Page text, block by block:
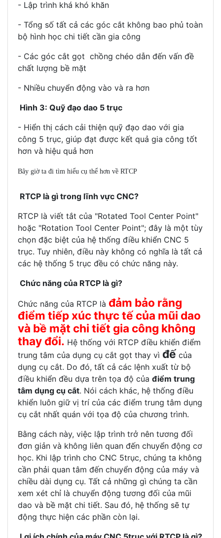
- Lập trình khá khó khăn
- Tổng số tất cả các góc cắt không bao phủ toàn
bộ hình học chi tiết cần gia công
- Các góc cắt gọt chồng chéo dẫn đến vấn đề
chất lượng bề mặt
- Nhiều chuyển động vào và ra hơn
Hình 3: Quỹ đạo dao 5 trục
- Hiển thị cách cải thiện quỹ đạo dao với gia
công 5 trục, giúp đạt được kết quả gia công tốt
hơn và hiệu quả hơn
Bây giờ ta đi tìm hiểu cụ thể hơn về RTCP
RTCP là gì trong lĩnh vực CNC?
RTCP là viết tắt của "Rotated Tool Center Point"
hoặc "Rotation Tool Center Point"; đây là một tùy
chọn đặc biệt của hệ thống điều khiển CNC 5
trục. Tuy nhiên, điều này không có nghĩa là tất cả
các hệ thống 5 trục đều có chức năng này.
Chức năng của RTCP là gì?
Chức năng của RTCP là đảm bảo rằng
điểm tiếp xúc thực tế của mũi dao
và bề mặt chi tiết gia công không
thay đổi. Hệ thống với RTCP điều khiển điểm
trung tâm của dụng cụ cắt gọt thay vì đế của
dụng cụ cắt. Do đó, tất cả các lệnh xuất từ bộ
điều khiển đều dựa trên tọa độ của điểm trung
tâm dụng cụ cắt. Nói cách khác, hệ thống điều
khiển luôn giữ vị trí của các điểm trung tâm dụng
cụ cắt nhất quán với tọa độ của chương trình.
Bằng cách này, việc lập trình trở nên tương đối
đơn giản và không liên quan đến chuyển động cơ
học. Khi lập trình cho CNC 5trục, chúng ta không
cần phải quan tâm đến chuyển động của máy và
chiều dài dụng cụ. Tất cả những gì chúng ta cần
xem xét chỉ là chuyển động tương đối của mũi
dao và bề mặt chi tiết. Sau đó, hệ thống sẽ tự
động thực hiện các phần còn lại.